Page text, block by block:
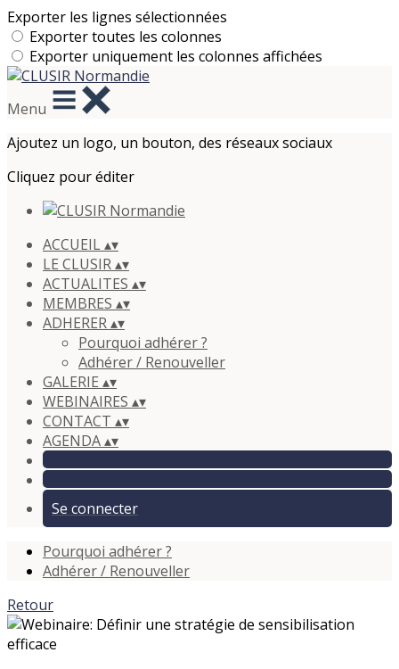
Exporter les lignes sélectionnées
Exporter toutes les colonnes
Exporter uniquement les colonnes affichées
Menu
Ajoutez un logo, un bouton, des réseaux sociaux
Cliquez pour éditer
ACCUEIL▴▾
LE CLUSIR▴▾
ACTUALITES ▴▾
MEMBRES ▴▾
ADHERER▴▾
Pourquoi adhérer ?
Adhérer / Renouveller
GALERIE ▴▾
WEBINAIRES ▴▾
CONTACT ▴▾
AGENDA▴▾
Se connecter
Pourquoi adhérer ?
Adhérer / Renouveller
Retour